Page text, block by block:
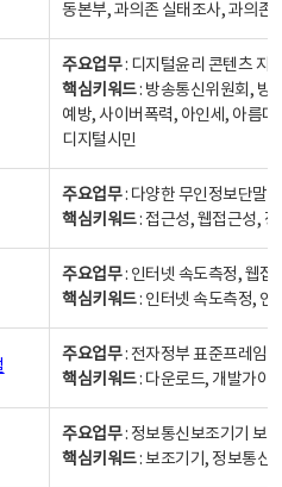
동본부, 과의존 실태조사, 과의존
주요업무: 디지털윤리 콘텐츠 지
핵심키워드: 방송통신위원회, 방
예방, 사이버폭력, 아인세, 아름
디지털시민
주요업무: 다양한 무인정보단말
핵심키워드: 접근성, 웹접근성,
주요업무: 인터넷 속도측정, 웹접
핵심키워드: 인터넷 속도측정, 인
주요업무: 전자정부 표준프레임
핵심키워드: 다운로드, 개발가이
주요업무: 정보통신보조기기 보
핵심키워드: 보조기기, 정보통신